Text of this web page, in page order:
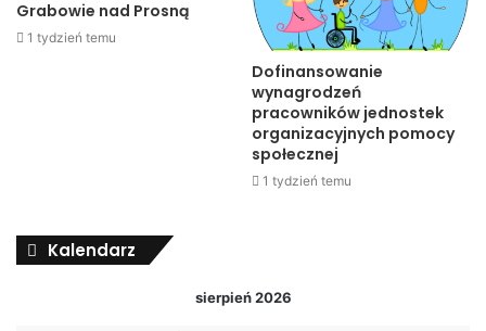
Grabowie nad Prosną
1 tydzień temu
Dofinansowanie
wynagrodzeń
pracowników jednostek
organizacyjnych pomocy
społecznej
1 tydzień temu
Kalendarz
sierpień 2026